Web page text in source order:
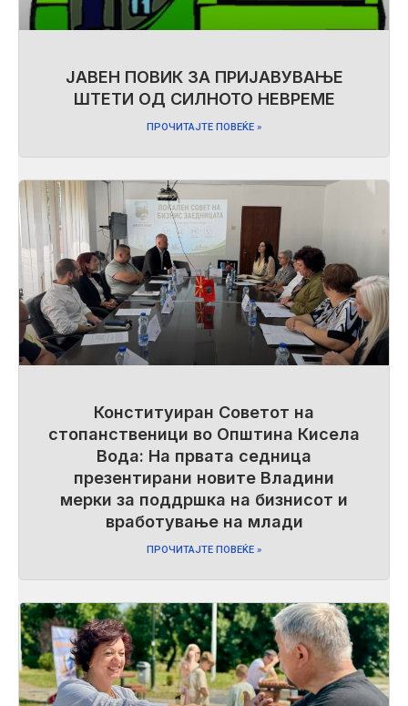
ЈАВЕН ПОВИК ЗА ПРИЈАВУВАЊЕ
ШТЕТИ ОД СИЛНОТО НЕВРЕМЕ
ПРОЧИТАЈТЕ ПОВЕЌЕ »
Конституиран Советот на
стопанственици во Општина Кисела
Вода: На првата седница
презентирани новите Владини
мерки за поддршка на бизнисот и
вработување на млади
ПРОЧИТАЈТЕ ПОВЕЌЕ »